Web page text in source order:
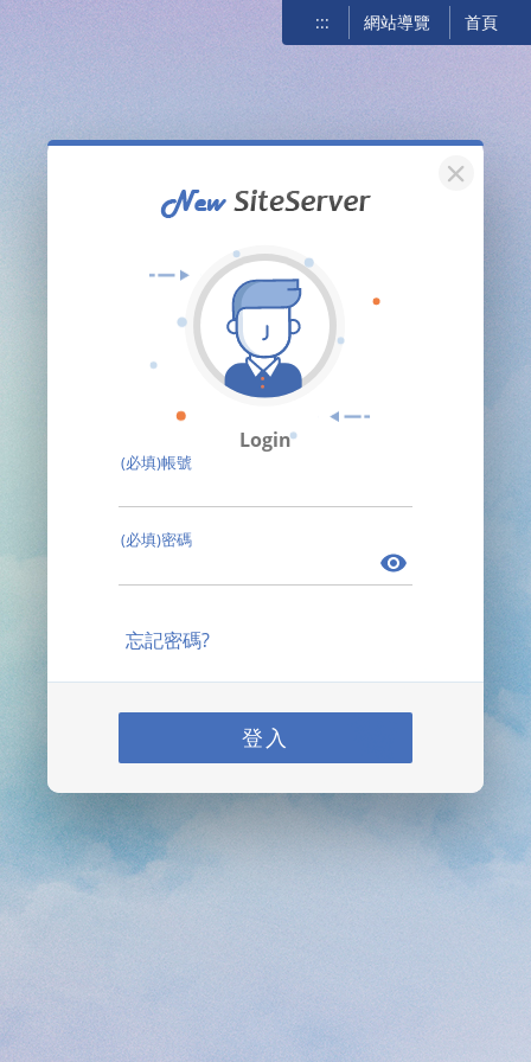
::: 網站導覽 首頁
關閉
Login
(必填)帳號
(必填)密碼
忘記密碼?
登入